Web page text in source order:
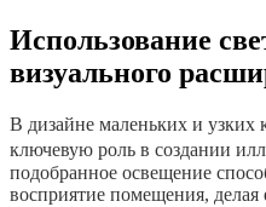
Использование
визуального
В дизайне маленьких и узких
ключевую роль в создании
подобранное освещение
восприятие помещения, делая